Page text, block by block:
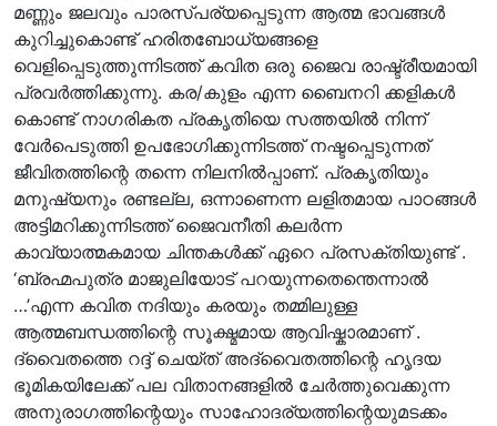
മണ്ണും ജലവും പാരസ്പര്യപ്പെടുന്ന ആത്മ ഭാവങ്ങൾ
കുറിച്ചുകൊണ്ട് ഹരിതബോധ്യങ്ങളെ
വെളിപ്പെടുത്തുന്നിടത്ത് കവിത ഒരു ജൈവ രാഷ്ട്രീയമായി
പ്രവർത്തിക്കുന്നു. കര/കുളം എന്ന ബൈനറി ക്കളികൾ
കൊണ്ട് നാഗരികത പ്രകൃതിയെ സത്തയിൽ നിന്ന്
വേർപെടുത്തി ഉപഭോഗിക്കുന്നിടത്ത് നഷ്ടപ്പെടുന്നത്
ജീവിതത്തിന്റെ തന്നെ നിലനിൽപ്പാണ്. പ്രകൃതിയും
മനുഷ്യനും രണ്ടല്ല, ഒന്നാണെന്ന ലളിതമായ പാഠങ്ങൾ
അട്ടിമറിക്കുന്നിടത്ത് ജൈവനീതി കലർന്ന
കാവ്യാത്മകമായ ചിന്തകൾക്ക് ഏറെ പ്രസക്തിയുണ്ട് .
‘ബ്രഹ്മപുത്ര മാജുലിയോട് പറയുന്നതെന്തെന്നാൽ
…’എന്ന കവിത നദിയും കരയും തമ്മിലുള്ള
ആത്മബന്ധത്തിന്റെ സൂക്ഷ്മമായ ആവിഷ്കാരമാണ് .
ദ്വൈതത്തെ റദ്ദ് ചെയ്ത് അദ്വൈതത്തിന്റെ ഹൃദയ
ഭൂമികയിലേക്ക് പല വിതാനങ്ങളിൽ ചേർത്തുവെക്കുന്ന
അനുരാഗത്തിന്റെയും സാഹോദര്യത്തിന്റെയുമടക്കം